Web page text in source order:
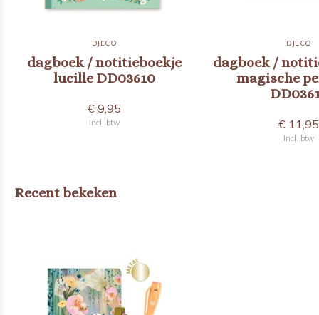
DJECO
dagboek / notitieboekje
lucille DD03610
€ 9,95
Incl. btw
DJECO
dagboek /
magische
€ 11,95
Incl. btw
Recent bekeken